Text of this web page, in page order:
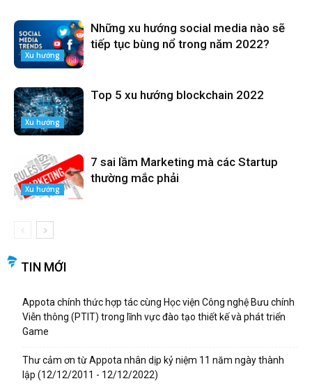
Xu hướng
Những xu hướng social media nào sẽ
tiếp tục bùng nổ trong năm 2022?
Xu hướng
Top 5 xu hướng blockchain 2022
Xu hướng
7 sai lầm Marketing mà các Startup
thường mắc phải
TIN MỚI
Appota chính thức hợp tác cùng Học viện Công nghệ Bưu chính
Viễn thông (PTIT) trong lĩnh vực đào tạo thiết kế và phát triển
Game
Thư cảm ơn từ Appota nhân dịp kỷ niệm 11 năm ngày thành
lập (12/12/2011 - 12/12/2022)